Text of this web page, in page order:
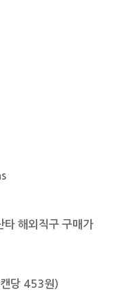
해외직구 구매가
당 453원)